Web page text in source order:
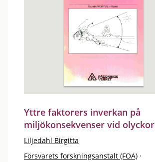
Yttre faktorers inverkan på
miljökonsekvenser vid olyckor
Liljedahl Birgitta
Försvarets forskningsanstalt (FOA) ·